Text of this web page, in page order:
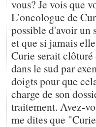
vous? Je vois que
L'oncologue de
possible d'avoir un
et que si jamais
Curie serait clôturé
dans le sud par
doigts pour que
charge de son
traitement. Avez-
me dites que